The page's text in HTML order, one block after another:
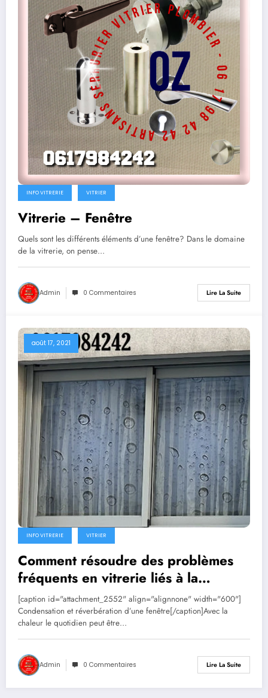
INFO VITRERIE VITRIER
Vitrerie – Fenêtre
Quels sont les différents éléments d’une fenêtre? Dans le domaine
de la vitrerie, on pense…
Admin 0 Commentaires Lire La Suite
août 17, 2021
INFO VITRERIE VITRIER
Comment résoudre des problèmes
fréquents en vitrerie liés à la
chaleur?
[caption id="attachment_2552" align="alignnone" width="600"]
Condensation et réverbération d’une fenêtre[/caption]Avec la
chaleur le quotidien peut être…
Admin 0 Commentaires Lire La Suite